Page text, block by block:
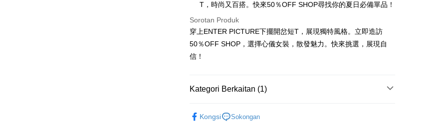
Apple Pay
JKOPAY
Easy Wallet
Google Pay
[Terma Penggunaan untuk OP Pay Later]
T，時尚又百搭。快來50％OFF SHOP尋找你的夏日必備單品！
Sorotan Produk
穿上ENTER PICTURE下擺開岔短T，展現獨特風格。立即造訪
50％OFF SHOP，選擇心儀女裝，散發魅力。快來挑選，展現自
信！
Kategori Berkaitan (1)
Kongsi
Sokongan